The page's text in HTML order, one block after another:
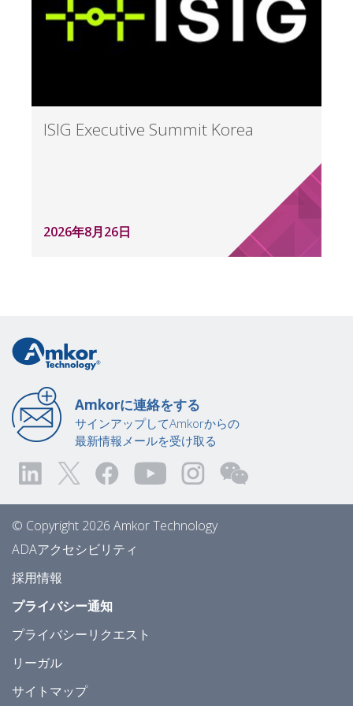
ISIG Executive Summit Korea
2026年8月26日
Amkorに連絡をする
サインアップしてAmkorからの
最新情報メールを受け取る
© Copyright 2026 Amkor Technology
ADAアクセシビリティ
採用情報
プライバシー通知
プライバシーリクエスト
リーガル
サイトマップ